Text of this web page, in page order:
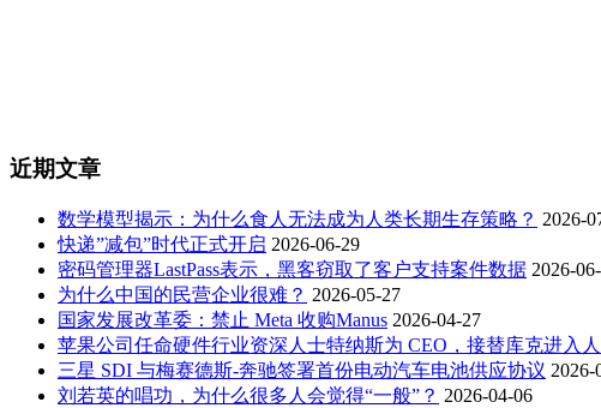
近期文章
数学模型揭示：为什么食人无法成为人类长期生存策略？ 2026-
快递”减包”时代正式开启 2026-06-29
密码管理器LastPass表示，黑客窃取了客户支持案件数据 2026-
为什么中国的民营企业很难？ 2026-05-27
国家发展改革委：禁止 Meta 收购Manus 2026-04-27
苹果公司任命硬件行业资深人士特纳斯为 CEO，接替库克进入人
三星 SDI 与梅赛德斯-奔驰签署首份电动汽车电池供应协议 2026-
刘若英的唱功，为什么很多人会觉得“一般”？ 2026-04-06